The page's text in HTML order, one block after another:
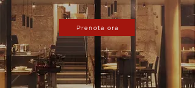
Prenota ora